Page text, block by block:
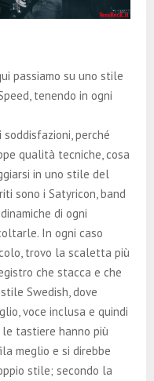
passiamo su uno stile
tenendo in ogni
perché
qualità tecniche, cosa
in uno stile del
sono i Satyricon, band
di ogni
In ogni caso
trovo la scaletta più
che stacca e che
Swedish, dove
voce inclusa e quindi
tastiere hanno più
meglio e si direbbe
stile; secondo la